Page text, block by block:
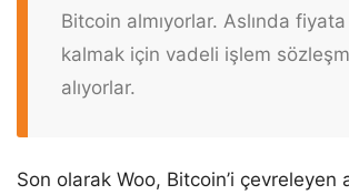
Bitcoin almıyorlar. Aslında
kalmak için vadeli işlem
alıyorlar.
Son olarak Woo, Bitcoin’i çevreleyen